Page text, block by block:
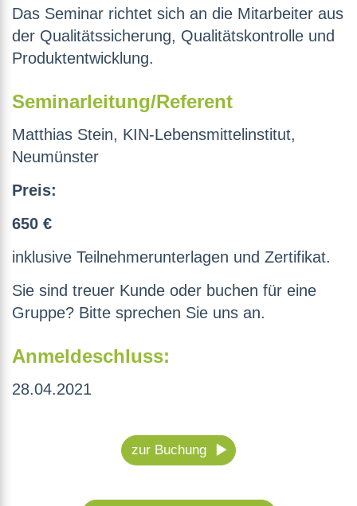
Das Seminar richtet sich an die Mitarbeiter aus
der Qualitätssicherung, Qualitätskontrolle und
Produktentwicklung.
Seminarleitung/Referent
Matthias Stein, KIN-Lebensmittelinstitut,
Neumünster
Preis:
650 €
inklusive Teilnehmerunterlagen und Zertifikat.
Sie sind treuer Kunde oder buchen für eine
Gruppe? Bitte sprechen Sie uns an.
Anmeldeschluss:
28.04.2021
zur Buchung